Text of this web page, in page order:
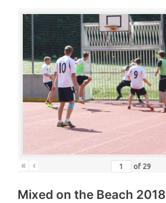
« ‹ of 29
Mixed on the Beach 2018